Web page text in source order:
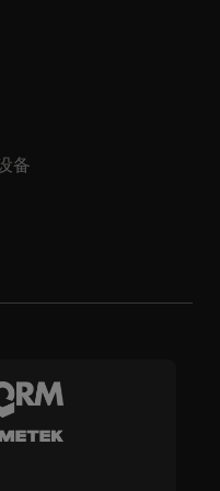
场，年销售额超过 70 亿
业技术解决方案提供商，
备